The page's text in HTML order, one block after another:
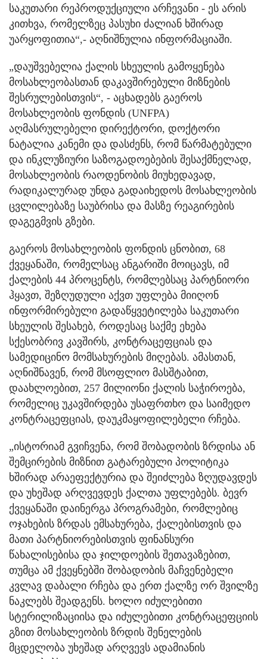
საკუთარი რეპროდუქციული არჩევანი - ეს არის
კითხვა, რომელზეც პასუხი ძალიან ხშირად
უარყოფითია“,- აღნიშნულია ინფორმაციაში.
„დაუშვებელია ქალის სხეულის გამოყენება
მოსახლეობასთან დაკავშირებული მიზნების
შესრულებისთვის“, - აცხადებს გაეროს
მოსახლეობის ფონდის (UNFPA)
აღმასრულებელი დირექტორი, დოქტორი
ნატალია კანემი და დასძენს, რომ წარმატებული
და ინკლუზიური საზოგადოებების შესაქმნელად,
მოსახლეობის რაოდენობის მიუხედავად,
რადიკალურად უნდა გადაიხედოს მოსახლეობის
ცვლილებაზე საუბრისა და მასზე რეაგირების
დაგეგმვის გზები.
გაეროს მოსახლეობის ფონდის ცნობით, 68
ქვეყანაში, რომელსაც ანგარიში მოიცავს, იმ
ქალების 44 პროცენტს, რომლებსაც პარტნიორი
ჰყავთ, შეზღუდული აქვთ უფლება მიიღონ
ინფორმირებული გადაწყვეტილება საკუთარი
სხეულის შესახებ, როდესაც საქმე ეხება
სქესობრივ კავშირს, კონტრაცეფციას და
სამედიცინო მომსახურების მიღებას. ამასთან,
აღნიშნავენ, რომ მსოფლიო მასშტაბით,
დაახლოებით, 257 მილიონი ქალის საჭიროება,
რომელიც უკავშირდება უსაფრთხო და საიმედო
კონტრაცეფციას, დაუკმაყოფილებელი რჩება.
„ისტორიამ გვიჩვენა, რომ შობადობის ზრდისა ან
შემცირების მიზნით გატარებული პოლიტიკა
ხშირად არაეფექტურია და შეიძლება ზღუდავდეს
და უხეშად არღვევდეს ქალთა უფლებებს. ბევრ
ქვეყანაში დაინერგა პროგრამები, რომლებიც
ოჯახების ზრდას ემსახურება, ქალებისთვის და
მათი პარტნიორებისთვის ფინანსური
წახალისებისა და ჯილდოების შეთავაზებით,
თუმცა ამ ქვეყნებში შობადობის მაჩვენებელი
კვლავ დაბალი რჩება და ერთ ქალზე ორ შვილზე
ნაკლებს შეადგენს. ხოლო იძულებითი
სტერილიზაციისა და იძულებითი კონტრაცეფციის
გზით მოსახლეობის ზრდის შენელების
მცდელობა უხეშად არღვევს ადამიანის